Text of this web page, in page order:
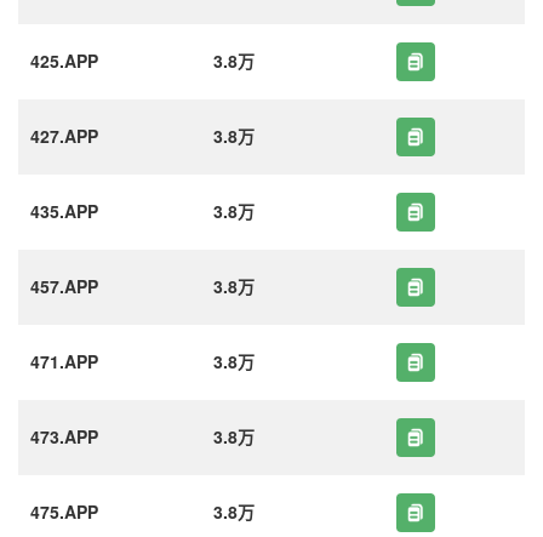
425.APP 3.8万
427.APP 3.8万
435.APP 3.8万
457.APP 3.8万
471.APP 3.8万
473.APP 3.8万
475.APP 3.8万